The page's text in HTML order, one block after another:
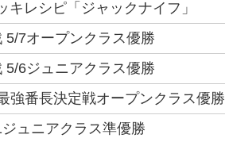
レシピ「ジャックナイフ」
5/7オープンクラス優勝
5/6ジュニアクラス優勝
強番長決定戦オープンクラス優勝
ュニアクラス準優勝